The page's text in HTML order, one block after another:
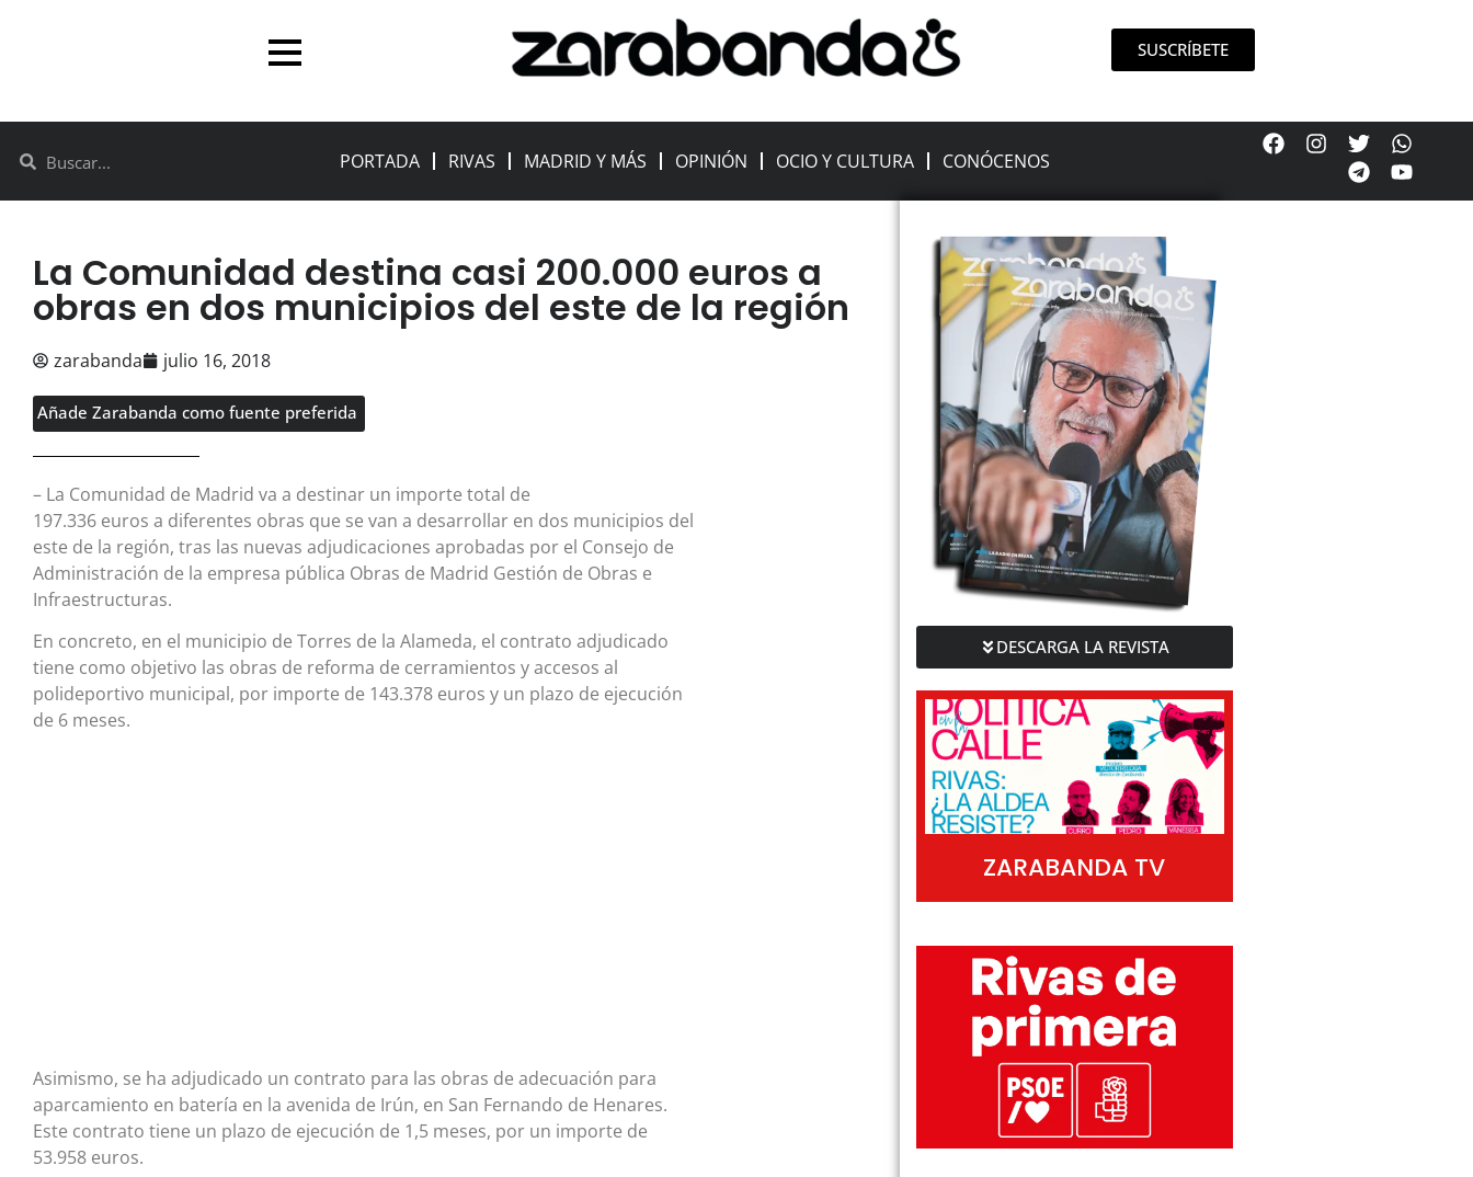
SUSCRÍBETE
PORTADA RIVAS MADRID Y MÁS OPINIÓN OCIO Y CULTURA CONÓCENOS
La Comunidad destina casi 200.000 euros a
obras en dos municipios del este de la región
zarabanda julio 16, 2018
Añade Zarabanda como fuente preferida
– La Comunidad de Madrid va a destinar un importe total de
197.336 euros a diferentes obras que se van a desarrollar en dos municipios del
este de la región, tras las nuevas adjudicaciones aprobadas por el Consejo de
Administración de la empresa pública Obras de Madrid Gestión de Obras e
Infraestructuras.
En concreto, en el municipio de Torres de la Alameda, el contrato adjudicado
tiene como objetivo las obras de reforma de cerramientos y accesos al
polideportivo municipal, por importe de 143.378 euros y un plazo de ejecución
de 6 meses.
Asimismo, se ha adjudicado un contrato para las obras de adecuación para
aparcamiento en batería en la avenida de Irún, en San Fernando de Henares.
Este contrato tiene un plazo de ejecución de 1,5 meses, por un importe de
53.958 euros.
DESCARGA LA REVISTA
ZARABANDA TV